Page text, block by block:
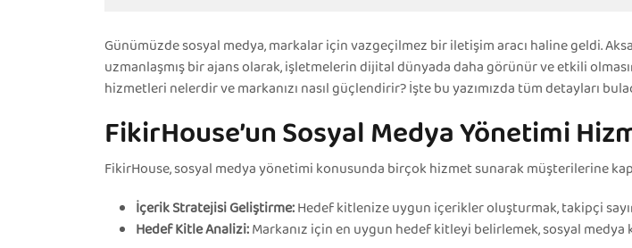
Günümüzde sosyal medya, markalar için vazgeçilmez bir iletişim aracı haline geldi.
uzmanlaşmış bir ajans olarak, işletmelerin dijital dünyada daha görünür ve etkili
hizmetleri nelerdir ve markanızı nasıl güçlendirir? İşte bu yazımızda tüm detayları
FikirHouse’un Sosyal Medya Yönetimi
FikirHouse, sosyal medya yönetimi konusunda birçok hizmet sunarak müşterilerine
İçerik Stratejisi Geliştirme:Hedef kitlenize uygun içerikler oluşturmak, takipçi
Hedef Kitle Analizi:Markanız için en uygun hedef kitleyi belirlemek, sosyal medya